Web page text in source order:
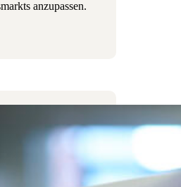
anzupassen.